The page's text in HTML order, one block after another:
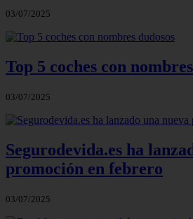
03/07/2025
Top 5 coches con
03/07/2025
Segurodevida.es ha
promoción en febrero
03/07/2025